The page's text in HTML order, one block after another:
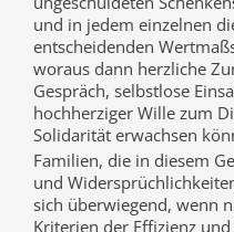
und in jedem einzelnen
entscheidenden
woraus dann herzliche
Gespräch, selbstlose
hochherziger Wille zum
Solidarität erwachsen
Familien, die in diesem
und
sich überwiegend, wenn
Kriterien der Effizienz